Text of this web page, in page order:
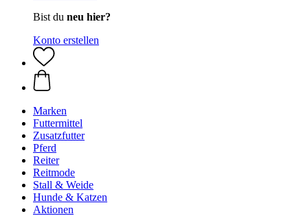
Bist du neu hier?
Konto erstellen
Marken
Futtermittel
Zusatzfutter
Pferd
Reiter
Reitmode
Stall & Weide
Hunde & Katzen
Aktionen